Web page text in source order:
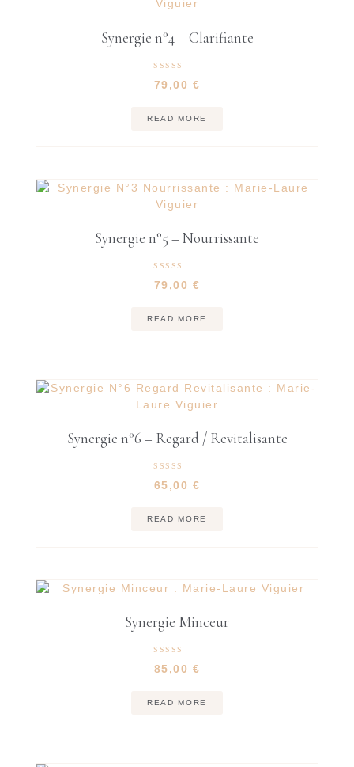
Synergie n°4 – Clarifiante
5.00
out of 5
79,00 €
READ MORE
Synergie n°5 – Nourrissante
5.00
out of 5
79,00 €
READ MORE
Synergie n°6 – Regard / Revitalisante
5.00
out of 5
65,00 €
READ MORE
Synergie Minceur
4.71
out of 5
85,00 €
READ MORE